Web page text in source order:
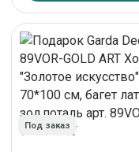
Под заказ